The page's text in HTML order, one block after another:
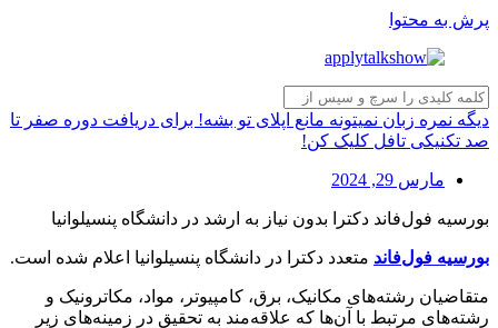
پرش به محتوا
دیگه نمره زبان نمیتونه مانع اپلای تو بشه! برای دریافت دوره صفر تا
صد تکنیکی تافل کلیک کن!
مارس 29, 2024
بورسیه فول‌فاند دکترا بدون نیاز به ارشد در دانشگاه پنسیلوانیا
بورسیه فول‌فاند متعدد دکترا در دانشگاه پنسیلوانیا اعلام شده است.
متقاضیان رشته‌های مکانیک، برق، کامپیوتر، مواد، مکاترونیک و
رشته‌های مرتبط با آن‌ها که علاقه‌مند به تحقیق در زمینه‌های زیر